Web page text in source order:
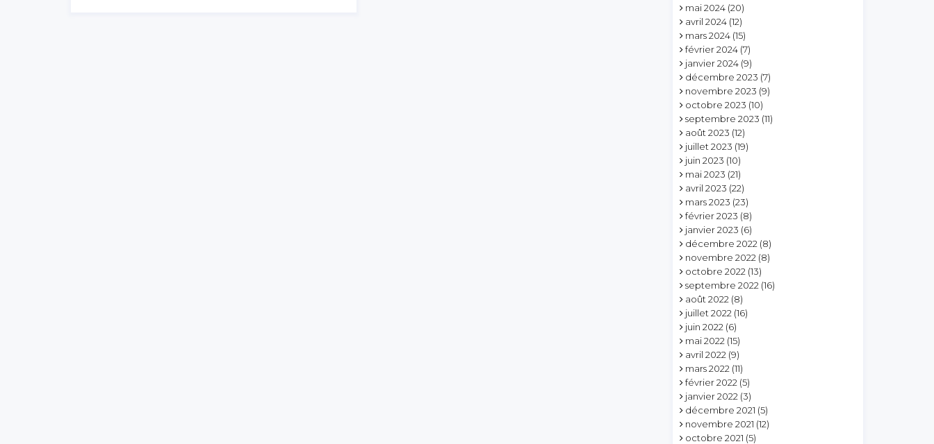
mai 2024 (20)
avril 2024 (12)
mars 2024 (15)
février 2024 (7)
janvier 2024 (9)
décembre 2023 (7)
novembre 2023 (9)
octobre 2023 (10)
septembre 2023 (11)
août 2023 (12)
juillet 2023 (19)
juin 2023 (10)
mai 2023 (21)
avril 2023 (22)
mars 2023 (23)
février 2023 (8)
janvier 2023 (6)
décembre 2022 (8)
novembre 2022 (8)
octobre 2022 (13)
septembre 2022 (16)
août 2022 (8)
juillet 2022 (16)
juin 2022 (6)
mai 2022 (15)
avril 2022 (9)
mars 2022 (11)
février 2022 (5)
janvier 2022 (3)
décembre 2021 (5)
novembre 2021 (12)
octobre 2021 (5)